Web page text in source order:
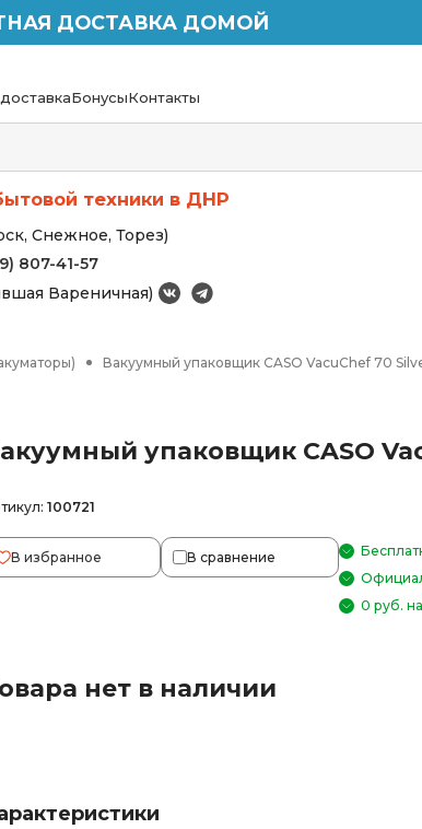
ДОСТАВКА ДОМОЙ
БонусыКонтакты
техники в ДНР
Снежное, Торез)
807-41-57
Вареничная)
Вакуумный упаковщик CASO VacuChef 70
упаковщик CASO
100721
В избранное В сравнение
0 руб.
нет в наличии